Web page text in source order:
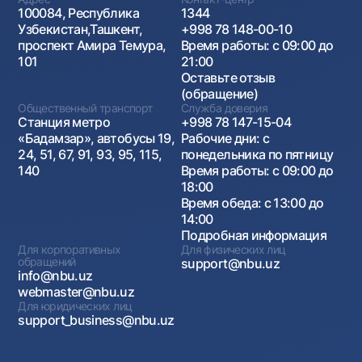
100084, Республика
Узбекистан,Ташкент,
проспект Амира Темура,
101
1344
+998 78 148-00-10
Время работы: с 09:00 до
21:00
Оставьте отзыв
(обращение)
Общественный транспорт
Станция метро
«Бадамзар», автобусы 19,
24, 51, 67, 91, 93, 95, 115,
140
Служба доверия
+998 78 147-15-04
Рабочие дни: с
понедельника по пятницу
Время работы: с 09:00 до
18:00
Время обеда: с 13:00 до
14:00
Подробная информация
Для корпоративных
обращений
info@nbu.uz
webmaster@nbu.uz
Для физических лиц
support@nbu.uz
Для юридических лиц
support_business@nbu.uz